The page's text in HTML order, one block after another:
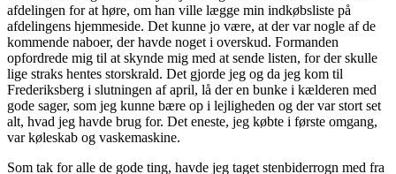
afdelingen for at høre, om han ville lægge min indkøbsliste på
afdelingens hjemmeside. Det kunne jo være, at der var nogle af de
kommende naboer, der havde noget i overskud. Formanden
opfordrede mig til at skynde mig med at sende listen, for der skulle
lige straks hentes storskrald. Det gjorde jeg og da jeg kom til
Frederiksberg i slutningen af april, lå der en bunke i kælderen med
gode sager, som jeg kunne bære op i lejligheden og der var stort set
alt, hvad jeg havde brug for. Det eneste, jeg købte i første omgang,
var køleskab og vaskemaskine.
Som tak for alle de gode ting, havde jeg taget stenbiderrogn med fra